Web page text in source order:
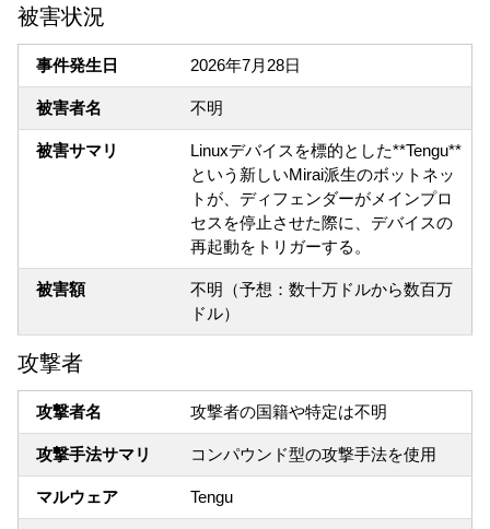
被害状況
事件発生日 2026年7月28日
被害者名 不明
被害サマリ
Linuxデバイスを標的とした**Tengu**
という新しいMirai派生のボットネッ
トが、ディフェンダーがメインプロ
セスを停止させた際に、デバイスの
再起動をトリガーする。
被害額
不明（予想：数十万ドルから数百万
ドル）
攻撃者
攻撃者名 攻撃者の国籍や特定は不明
攻撃手法サマリ コンパウンド型の攻撃手法を使用
マルウェア Tengu